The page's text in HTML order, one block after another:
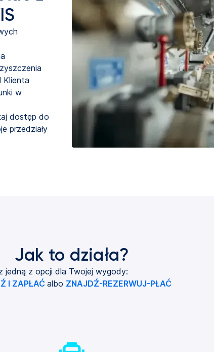
Klienta
w
dostęp do
przedziały
Jak to działa?
jedną z opcji dla Twojej wygody:
I ZAPŁAĆ albo ZNAJDŹ-REZERWUJ-PŁAĆ